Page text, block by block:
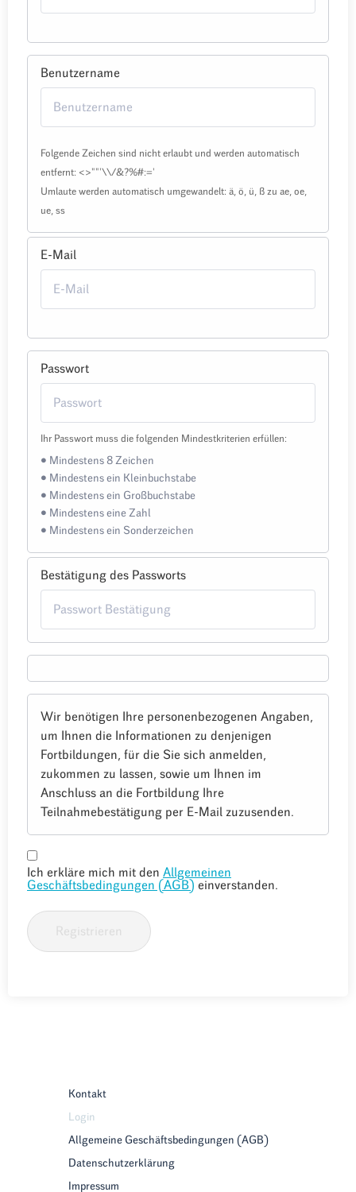
Benutzername
Folgende Zeichen sind nicht erlaubt und werden automatisch
entfernt: <>""'\\/&?%#:='
Umlaute werden automatisch umgewandelt: ä, ö, ü, ß zu ae, oe,
ue, ss
E-Mail
Passwort
Ihr Passwort muss die folgenden Mindestkriterien erfüllen:
• Mindestens 8 Zeichen
• Mindestens ein Kleinbuchstabe
• Mindestens ein Großbuchstabe
• Mindestens eine Zahl
• Mindestens ein Sonderzeichen
Bestätigung des Passworts
Wir benötigen Ihre personenbezogenen Angaben,
um Ihnen die Informationen zu denjenigen
Fortbildungen, für die Sie sich anmelden,
zukommen zu lassen, sowie um Ihnen im
Anschluss an die Fortbildung Ihre
Teilnahmebestätigung per E-Mail zuzusenden.
Ich erkläre mich mit den Allgemeinen
Geschäftsbedingungen (AGB) einverstanden.
Registrieren
Kontakt
Login
Allgemeine Geschäftsbedingungen (AGB)
Datenschutzerklärung
Impressum